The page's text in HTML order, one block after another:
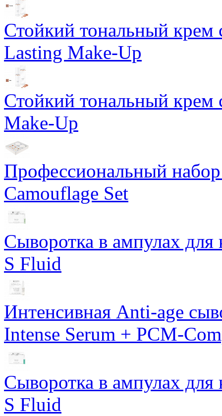
Стойкий тональный
Lasting Make-Up
Стойкий тональный
Make-Up
Профессиональный
Camouflage Set
Сыворотка в ампулах для
S Fluid
Интенсивная Anti-age
Intense Serum + PCM-
Сыворотка в ампулах для
S Fluid